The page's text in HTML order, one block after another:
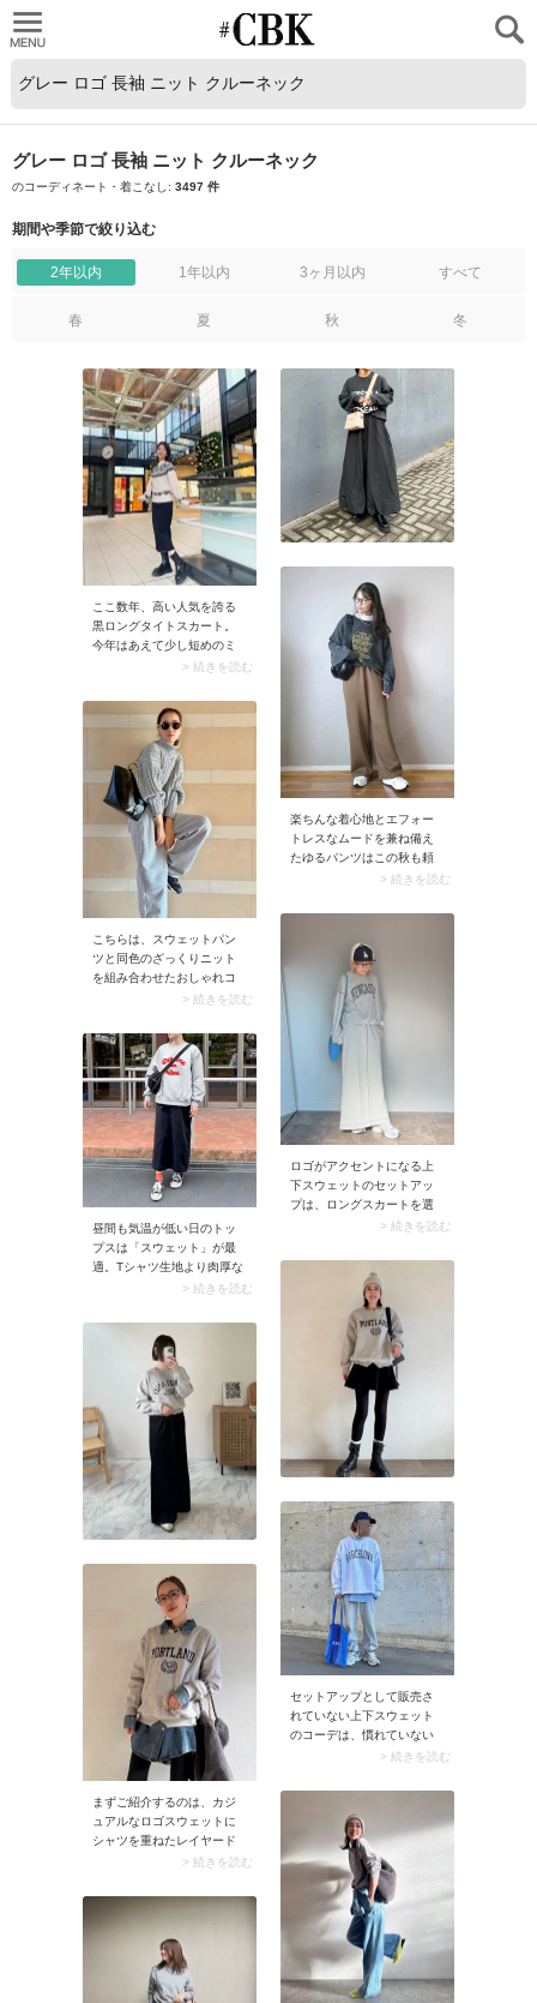
グレー ロゴ 長袖 ニット クルーネック
のコーディネート・着こなし: 3497 件
期間や季節で絞り込む
2年以内 1年以内 3ヶ月以内 すべて
春 夏 秋 冬
ここ数年、高い人気を誇る
黒ロングタイトスカート。
今年はあえて少し短めのミ
モレ丈を選んでみては？ 長
せても重たい印象になら
ず、足元バランスがよくな
> 続きを読む
楽ちんな着心地とエフォー
トレスなムードを兼ね備え
たゆるパンツはこの秋も頼
れる存在。UNIQLO（ユニク
色違いで揃えたくなる優秀
プスを合わせれば、着映え
るキャッチーなスタイリン
グが完成。
> 続きを読む
こちらは、スウェットパン
ツと同色のざっくりニット
を組み合わせたおしゃれコ
ーデ。ニットで程よい立体
ジュアルなパンツコーデの
奥行きがアップします。き
れいめ小物を添えて、さら
に大人っぽくまとめるのが
おすすめです。
> 続きを読む
ロゴがアクセントになる上
下スウェットのセットアッ
プは、ロングスカートを選
ぶとラフすぎず大人にちょ
に。加えてアクセントとな
るキャップやサングラスを
投入するとワンマイルコー
デ感を払拭できます。ここ
に羽織るアウターはきれい
めアイテムを選んでみるの
> 続きを読む
昼間も気温が低い日のトッ
プスは「スウェット」が最
適。Tシャツ生地より肉厚な
ので暖かく過ごせます。そ
なので、春のコーデにぴっ
> 続きを読む
セットアップとして販売さ
れていない上下スウェット
のコーデは、慣れていない
と難易度が高く感じるも
ライプ柄のシャツ。レイヤ
るコーデに格上げ可能で
す。 ちなみにスウェットト
ップスはシャツを下に着る
ことを考えて、少しゆった
りめを選んでおきましょ
> 続きを読む
まずご紹介するのは、カジ
ュアルなロゴスウェットに
シャツを重ねたレイヤード
コーデ。インナーにシャツ
保温力がアップ！ さらにシ
ちんと感をプラスできます
よ。ゴールドのアクセサリ
ー使いも12月のイベントシ
ーンに合うおしゃれなポイ
> 続きを読む